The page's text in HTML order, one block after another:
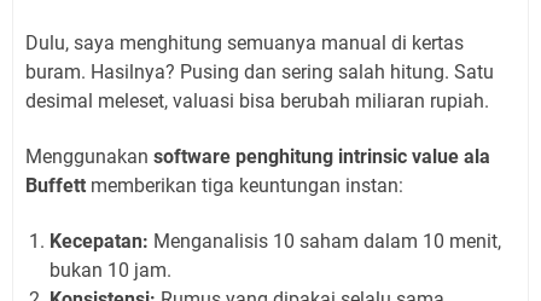
Dulu, saya menghitung semuanya manual di kertas
buram. Hasilnya? Pusing dan sering salah hitung. Satu
desimal meleset, valuasi bisa berubah miliaran rupiah.
Menggunakan software penghitung intrinsic value ala
Buffett memberikan tiga keuntungan instan:
Kecepatan: Menganalisis 10 saham dalam 10 menit,
bukan 10 jam.